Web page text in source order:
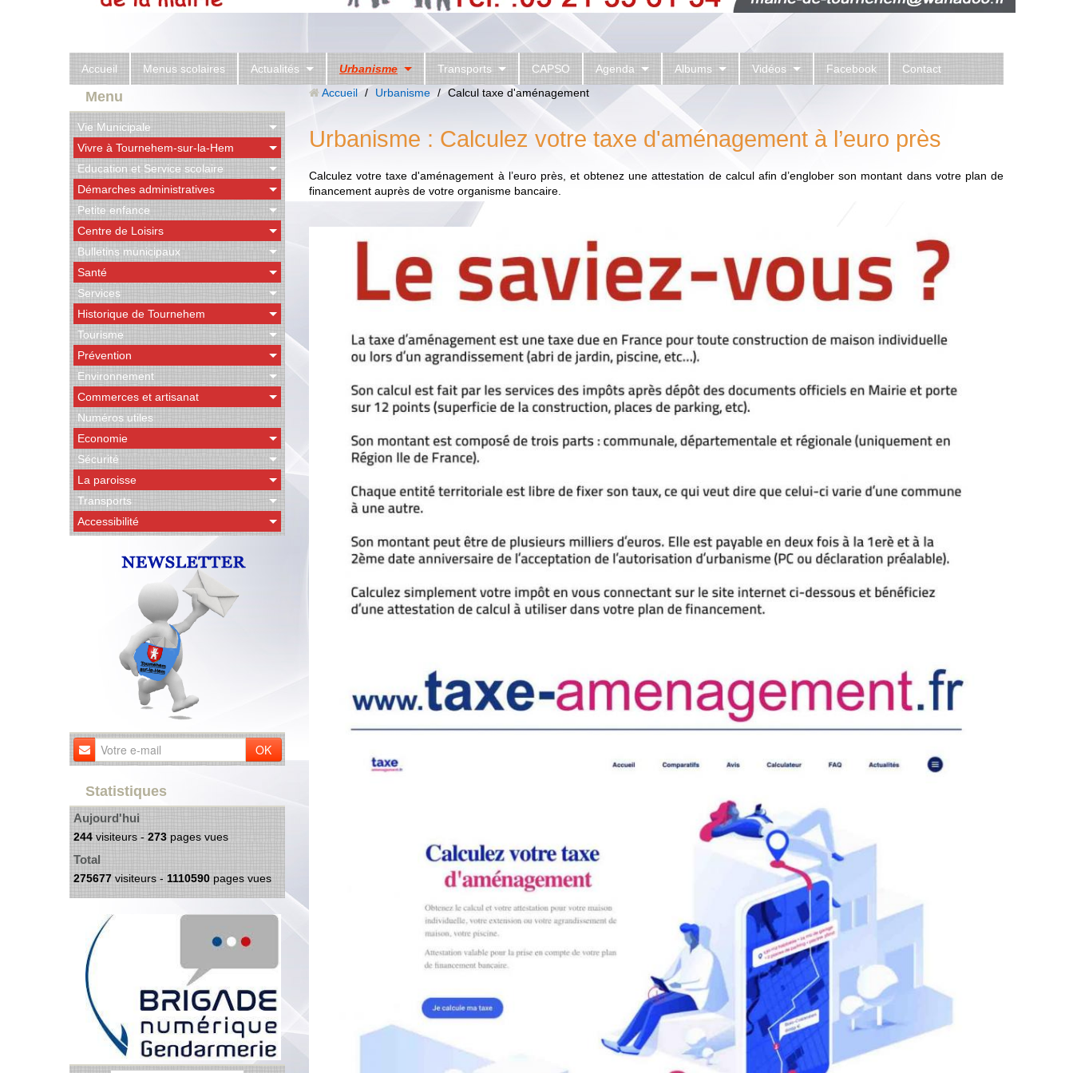
Accueil Menus scolaires Actualités Urbanisme Transports CAPSO Agenda Albums Vidéos Facebook Contact
Menu
Vie Municipale
Vivre à Tournehem-sur-la-Hem
Education et Service scolaire
Démarches administratives
Petite enfance
Centre de Loisirs
Bulletins municipaux
Santé
Services
Historique de Tournehem
Tourisme
Prévention
Environnement
Commerces et artisanat
Numéros utiles
Economie
Sécurité
La paroisse
Transports
Accessibilité
OK
Statistiques
Aujourd'hui
244 visiteurs - 273 pages vues
Total
275677 visiteurs - 1110590 pages vues
Accueil / Urbanisme / Calcul taxe d'aménagement
Urbanisme : Calculez votre taxe d'aménagement à l’euro près
Calculez votre taxe d'aménagement à l’euro près, et obtenez une attestation de calcul afin d’englober son montant dans votre plan de
financement auprès de votre organisme bancaire.